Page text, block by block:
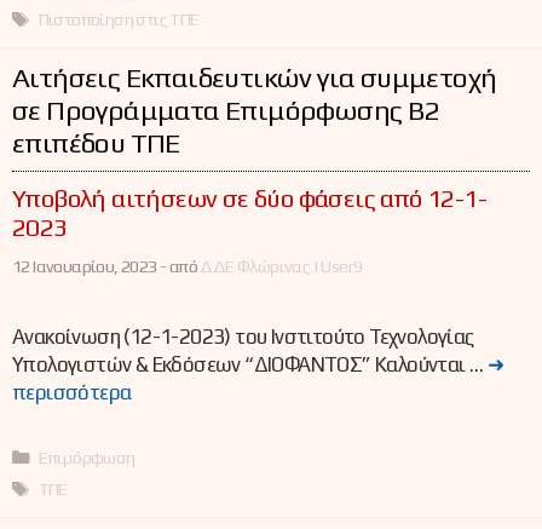
Ετικέτες
Πιστοποίηση στις ΤΠΕ
Αιτήσεις Εκπαιδευτικών για συμμετοχή
σε Προγράμματα Επιμόρφωσης Β2
επιπέδου ΤΠΕ
Υποβολή αιτήσεων σε δύο φάσεις από 12-1-
2023
12 Ιανουαρίου, 2023 -απόΔΔΕ Φλώρινας | User9
Ανακοίνωση (12-1-2023) του Ινστιτούτο Τεχνολογίας
Υπολογιστών & Εκδόσεων “ΔΙΟΦΑΝΤΟΣ” Καλούνται … ➜
περισσότερα
Κατηγορίες
Επιμόρφωση
Ετικέτες
ΤΠΕ